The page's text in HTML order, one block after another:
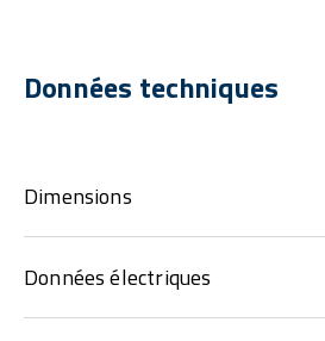
Données techniques
Dimensions
Données électriques